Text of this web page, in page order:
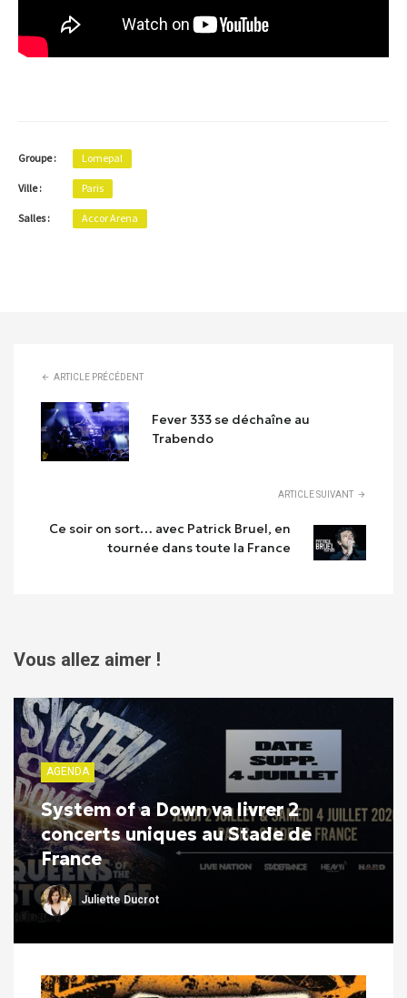
Groupe : Lomepal
Ville : Paris
Salles : Accor Arena
ARTICLE PRÉCÉDENT
Fever 333 se déchaîne au
Trabendo
ARTICLE SUIVANT
Ce soir on sort… avec Patrick Bruel, en
tournée dans toute la France
Vous allez aimer !
AGENDA
System of a Down va livrer 2
concerts uniques au Stade de
France
Juliette Ducrot